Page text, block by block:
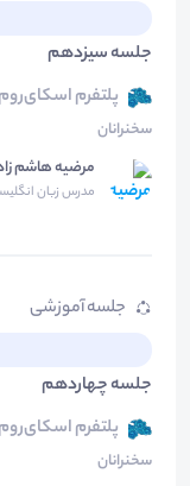
جلسه سیزدهم
پلتفرم اسکای‌روم
سخنرانان
مرضیه هاشم
مدرس زبان
جلسه آموزشی
جلسه چهاردهم
پلتفرم اسکای‌روم
سخنرانان